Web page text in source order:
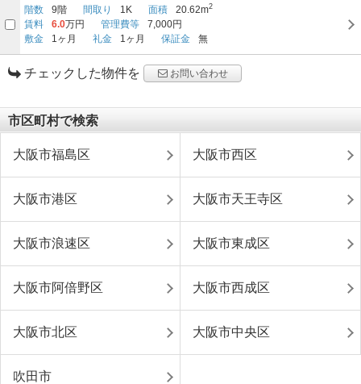
階数 9階 間取り 1K 面積 20.62m2
賃料 6.0万円 管理費等
7,000円
敷金
1ヶ月 礼金 1ヶ月 保証金 無
チェックした物件を お問い合わせ
市区町村で検索
大阪市福島区 大阪市西区
大阪市港区 大阪市天王寺区
大阪市浪速区 大阪市東成区
大阪市阿倍野区 大阪市西成区
大阪市北区 大阪市中央区
吹田市